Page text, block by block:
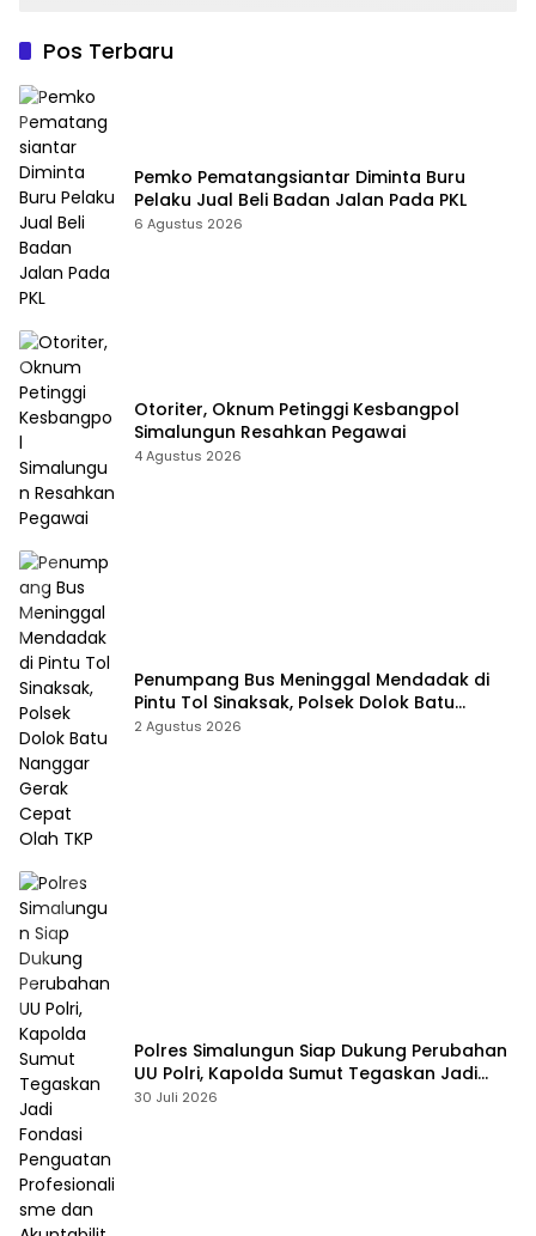
Pos Terbaru
Pemko Pematangsiantar Diminta Buru
Pelaku Jual Beli Badan Jalan Pada PKL
6 Agustus 2026
Otoriter, Oknum Petinggi Kesbangpol
Simalungun Resahkan Pegawai
4 Agustus 2026
Penumpang Bus Meninggal Mendadak di
Pintu Tol Sinaksak, Polsek Dolok Batu
Nanggar Gerak Cepat Olah TKP
2 Agustus 2026
Polres Simalungun Siap Dukung Perubahan
UU Polri, Kapolda Sumut Tegaskan Jadi
Fondasi Penguatan Profesionalisme dan
30 Juli 2026